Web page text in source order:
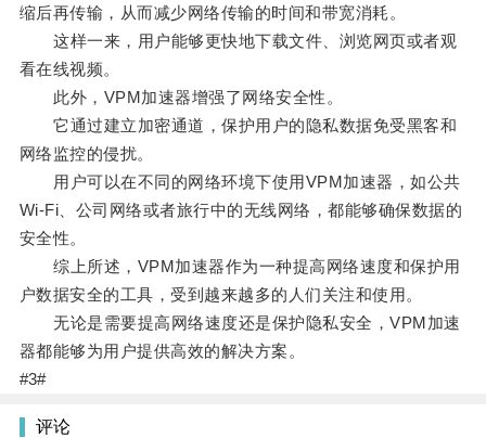
缩后再传输，从而减少网络传输的时间和带宽消耗。
这样一来，用户能够更快地下载文件、浏览网页或者观
看在线视频。
此外，VPM加速器增强了网络安全性。
它通过建立加密通道，保护用户的隐私数据免受黑客和
网络监控的侵扰。
用户可以在不同的网络环境下使用VPM加速器，如公共
Wi-Fi、公司网络或者旅行中的无线网络，都能够确保数据的
安全性。
综上所述，VPM加速器作为一种提高网络速度和保护用
户数据安全的工具，受到越来越多的人们关注和使用。
无论是需要提高网络速度还是保护隐私安全，VPM加速
器都能够为用户提供高效的解决方案。
#3#
评论